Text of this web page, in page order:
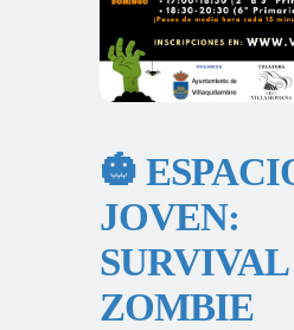
🎃
JOVEN:
SURVIVAL
ZOMBIE